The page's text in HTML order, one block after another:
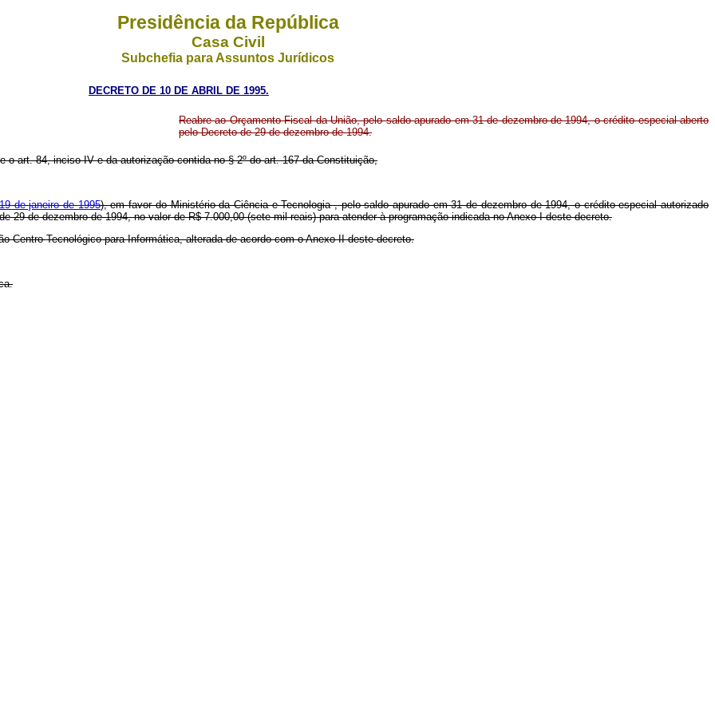
Presidência da República
Casa Civil
Subchefia para Assuntos Jurídicos
DECRETO DE 10 DE ABRIL DE 1995.
Reabre ao Orçamento Fiscal da União, pelo saldo apurado em 31 de dezembro de 1994, o crédito especial aberto
pelo Decreto de 29 de dezembro de 1994.
o art. 84, inciso IV e da autorização contida no § 2º do art. 167 da Constituição,
de janeiro de 1995), em favor do Ministério da Ciência e Tecnologia , pelo saldo apurado em 31 de dezembro de 1994, o crédito especial autorizado
29 de dezembro de 1994, no valor de R$ 7.000,00 (sete mil reais) para atender à programação indicada no Anexo I deste decreto.
Centro Tecnológico para Informática, alterada de acordo com o Anexo II deste decreto.